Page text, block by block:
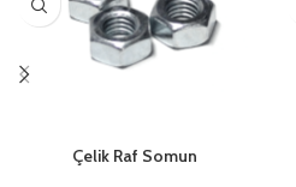
Çelik Raf Somun